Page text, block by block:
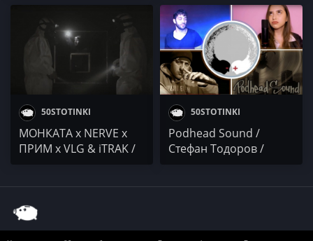
100 KILA
/ KLT x VNKT / DJ Ivo /
Duli & Mati
50STOTINKI
МОНКАТА x NERVE x
ПРИМ x VLG & iTRAK /
Muden x Al 100 x Lexus
x Marso & DopeBoy
50STOTINKI
Podhead Sound /
Стефан Тодоров /